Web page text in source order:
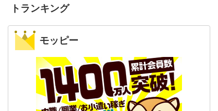
トランキング
モッピー